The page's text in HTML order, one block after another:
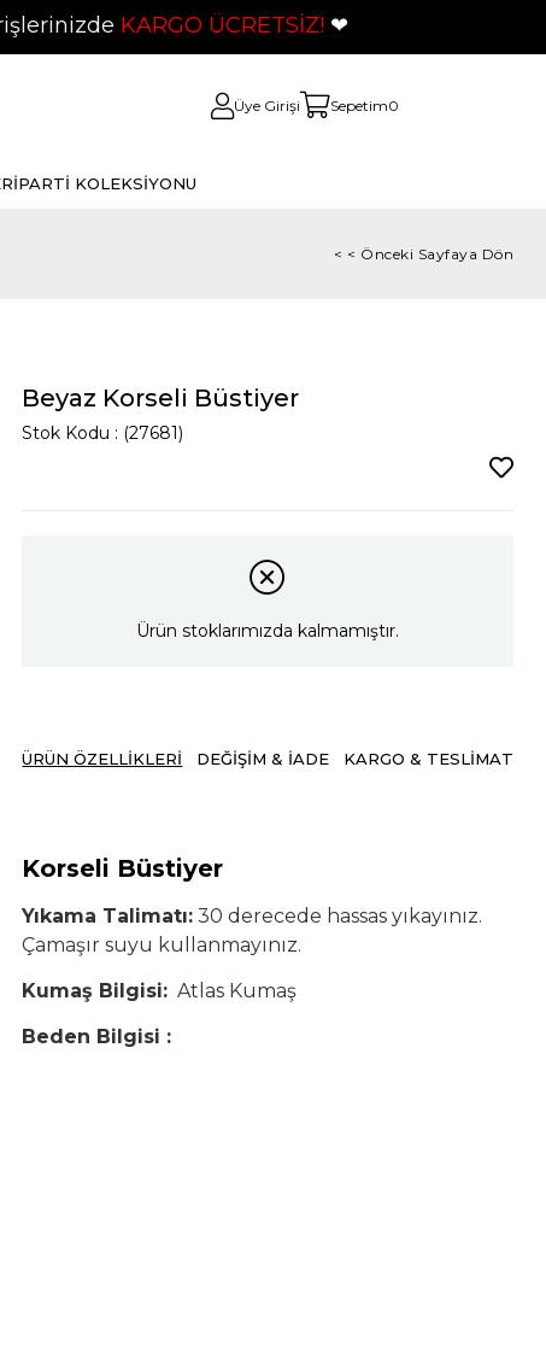
KARGO ÜCRETSİZ! ❤
Üye Girişi Sepetim0
PARTİ KOLEKSİYONU
< < Önceki Sayfaya Dön
Beyaz Korseli Büstiyer
Stok Kodu (27681)
Ürün stoklarımızda kalmamıştır.
ÜRÜN ÖZELLIKLERI DEĞIŞIM & İADE KARGO & TESLIMAT
Korseli Büstiyer
Yıkama Talimatı: 30 derecede hassas yıkayınız.
Çamaşır suyu kullanmayınız.
Kumaş Bilgisi: Atlas Kumaş
Beden Bilgisi :